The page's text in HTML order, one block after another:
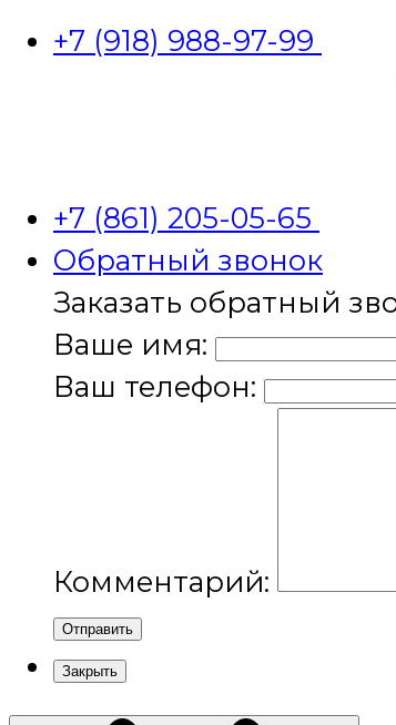
+7 (918) 988-97-99
+7 (861) 205-05-65
Обратный звонок
Заказать обратный
Ваше имя:
Ваш телефон:
Комментарий:
Отправить
Закрыть